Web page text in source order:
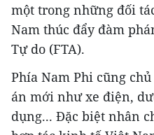
một trong những đối
Nam thúc đẩy đàm
Tự do (FTA).
Phía Nam Phi cũng
án mới như xe điện,
dụng... Đặc biệt nhân